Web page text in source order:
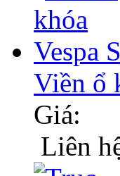
Viền ổ
Giá:
Liên